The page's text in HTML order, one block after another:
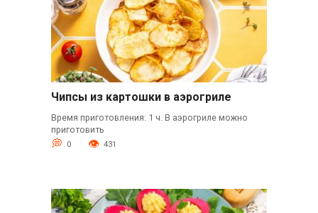
Чипсы из картошки в аэрогриле
Время приготовления: 1 ч. В аэрогриле можно
приготовить
0 431